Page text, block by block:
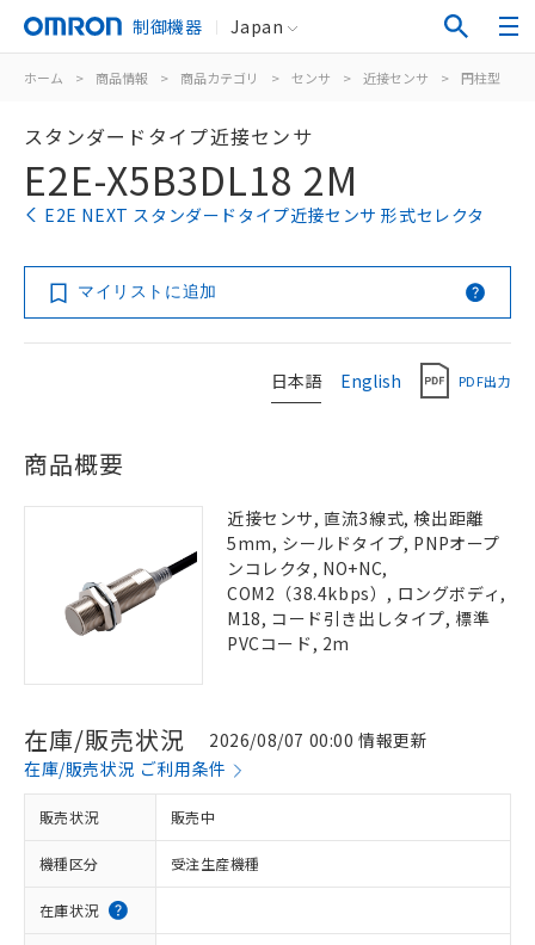
制御機器 Japan
ホーム > 商品情報 > 商品カテゴリ > センサ > 近接センサ > 円柱型
スタンダードタイプ近接センサ
E2E-X5B3DL18 2M
E2E NEXT スタンダードタイプ近接センサ 形式セレクタ
マイリストに追加
日本語 English PDF出力
商品概要
近接センサ, 直流3線式, 検出距離
5mm, シールドタイプ, PNPオープ
ンコレクタ, NO+NC,
COM2（38.4kbps）, ロングボディ,
M18, コード引き出しタイプ, 標準
PVCコード, 2m
在庫/販売状況
2026/08/07 00:00 情報更新
在庫/販売状況 ご利用条件
販売状況 販売中
機種区分 受注生産機種
在庫状況